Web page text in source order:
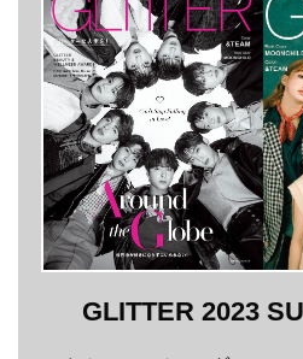
GLITTER 2023